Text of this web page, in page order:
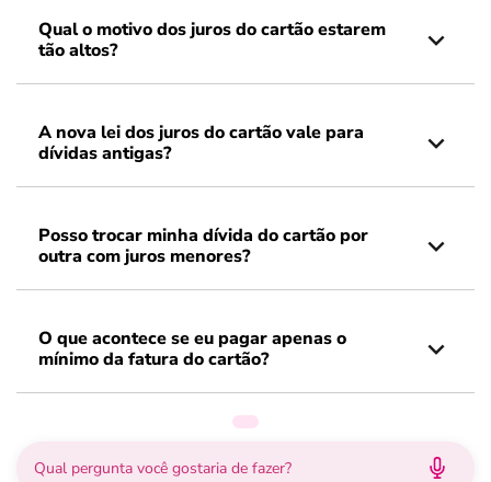
Qual o motivo dos juros do cartão estarem
tão altos?
A nova lei dos juros do cartão vale para
dívidas antigas?
Posso trocar minha dívida do cartão por
outra com juros menores?
O que acontece se eu pagar apenas o
mínimo da fatura do cartão?